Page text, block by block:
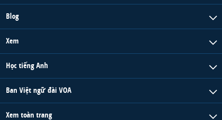
Blog
Xem
Học tiếng Anh
Ban Việt ngữ đài VOA
Xem toàn trang